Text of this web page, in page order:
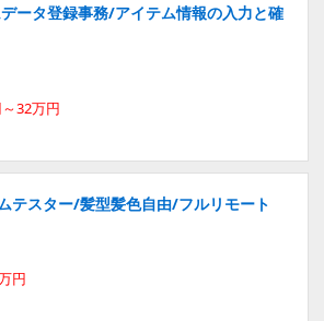
ータ登録事務/アイテム情報の入力と確
32万円
テスター/髪型髪色自由/フルリモート
円